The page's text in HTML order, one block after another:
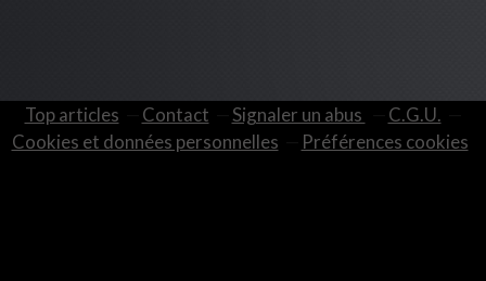
Top articles Contact Signaler un abus
C.G.U.
Cookies et données personnelles
Préférences cookies